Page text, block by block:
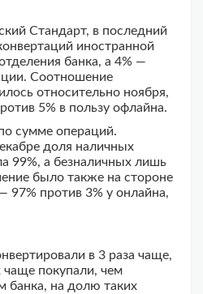
Стандарт, в последний
иностранной
банка, а 4% —
Соотношение
относительно ноября,
5% в пользу офлайна.
сумме операций.
доля наличных
99%, а безналичных лишь
было также на стороне
97% против 3% у онлайна,
в 3 раза чаще,
покупали, чем
банка, на долю таких